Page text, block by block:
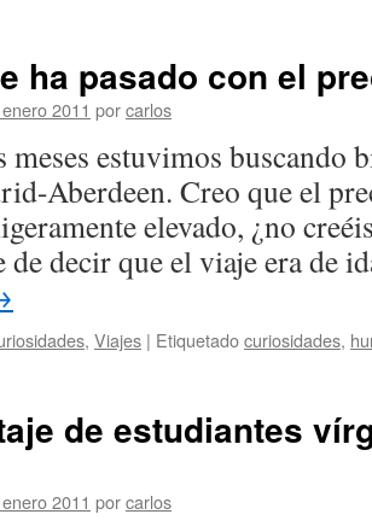
ha pasado con el
2011 porcarlos
meses estuvimos buscando
Aberdeen. Creo que el
elevado, ¿no
de decir que el viaje era
, Viajes | Etiquetadocuriosidades,
de estudiantes
2011 porcarlos